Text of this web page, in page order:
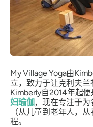
My Village Yoga由
立，致力于让克利夫兰
Kimberly自2014年起
妇瑜伽，现在专注于
（从儿童到老年人，
程。